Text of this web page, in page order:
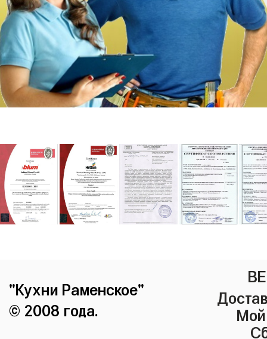
"Кухни Раменское"
© 2008 года.